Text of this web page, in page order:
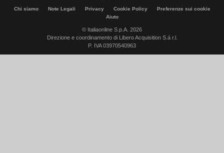
Chi siamo Note Legali Privacy Cookie Policy
Preferenze sui cookie
Aiuto
© Italiaonline S.p.A. 2026
Direzione e coordinamento di Libero Acquisition S.á r.l.
P. IVA 03970540963